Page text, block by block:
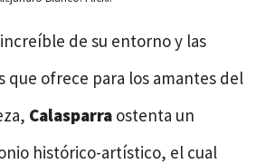
de su entorno y las
que ofrece para los amantes del
Calasparra ostenta un
histórico-artístico, el cual